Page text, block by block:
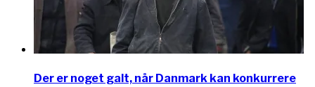
Der er noget galt, når Danmark kan konkurrere